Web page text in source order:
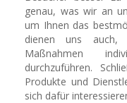
genau, was wir an
um Ihnen das
dienen uns auch,
Maßnahmen
durchzuführen.
Produkte und
sich dafür